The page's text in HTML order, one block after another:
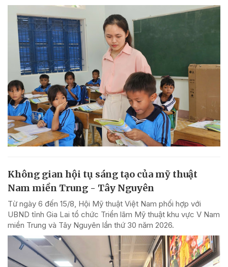
Không gian hội tụ sáng tạo của mỹ thuật
Nam miền Trung - Tây Nguyên
Từ ngày 6 đến 15/8, Hội Mỹ thuật Việt Nam phối hợp với
UBND tỉnh Gia Lai tổ chức Triển lãm Mỹ thuật khu vực V Nam
miền Trung và Tây Nguyên lần thứ 30 năm 2026.